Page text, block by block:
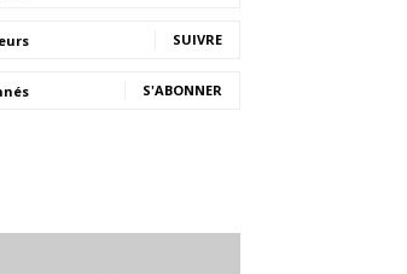
SUIVRE
S'ABONNER